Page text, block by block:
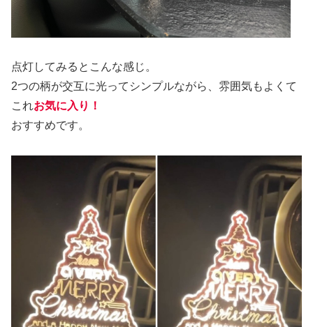
点灯してみるとこんな感じ。
2つの柄が交互に光ってシンプルながら、雰囲気もよくて
これお気に入り！
おすすめです。